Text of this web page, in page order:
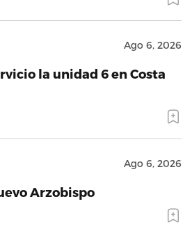
Ago 6, 2026
la unidad 6 en Costa
Ago 6, 2026
Arzobispo